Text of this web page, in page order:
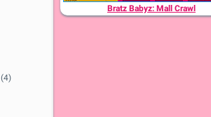
(4)
Bratz Babyz: Mall Crawl